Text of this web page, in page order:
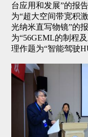
台应用和发展”的报
为“超大空间带宽积
光纳米直写物镜”的
为“56GEML的制程
理作题为“智能驾驶